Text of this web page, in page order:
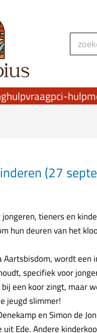
Zoeken
hulpvraagpci-hulp
(27
tieners en
hun deuren van het
Aartsbisdom, wordt een
specifiek voor
een koor zingt, maar
jeugd slimmer!
en Simon de
uit Ede. Andere